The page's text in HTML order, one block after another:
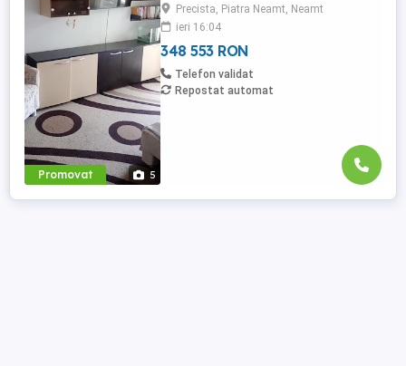
Promovat 5
suprafata utila de 50 mp. Dispune de un
balcon de aproximativ 5 mp, ete izolat si
dotat cu centrala ...
Precista, Piatra Neamt, Neamt
ieri 16:04
348 553 RON
Telefon validat
Repostat automat